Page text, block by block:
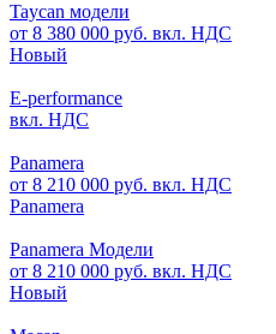
Taycan модели
от 8 380 000 руб. вкл. НДС
Новый
E-performance
вкл. НДС
Panamera
от 8 210 000 руб. вкл. НДС
Panamera
Panamera Модели
от 8 210 000 руб. вкл. НДС
Новый